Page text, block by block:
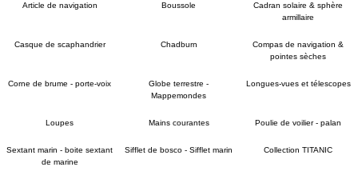
Article de navigation Boussole
Cadran solaire & sphère
armillaire
Casque de scaphandrier Chadburn
Compas de navigation &
pointes sèches
Corne de brume - porte-voix
Globe terrestre -
Mappemondes
Longues-vues et télescopes
Loupes Mains courantes Poulie de voilier - palan
Sextant marin - boite sextant
de marine
Sifflet de bosco - Sifflet marin Collection TITANIC